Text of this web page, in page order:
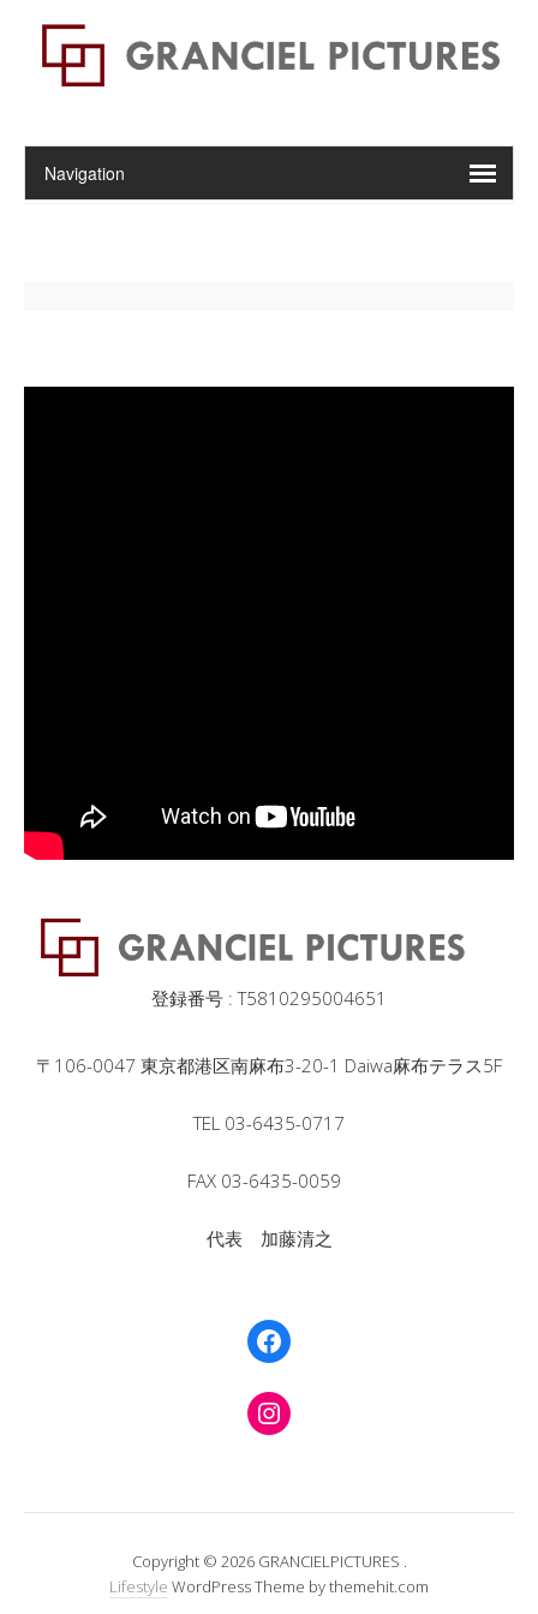
登録番号 : T5810295004651
〒106-0047 東京都港区南麻布3-20-1 Daiwa麻布テラス5F
TEL 03-6435-0717
FAX 03-6435-0059
代表 加藤清之
Facebook
Instagram
Copyright © 2026 GRANCIELPICTURES .
Lifestyle WordPress Theme by themehit.com